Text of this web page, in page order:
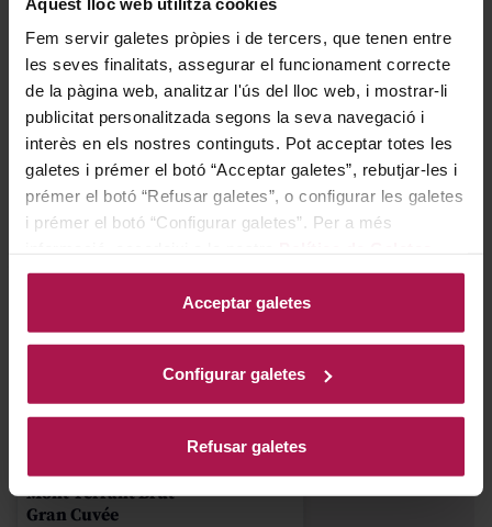
Fem servir galetes pròpies i de tercers, que tenen entre
les seves finalitats, assegurar el funcionament correcte
de la pàgina web, analitzar l'ús del lloc web, i mostrar-li
publicitat personalitzada segons la seva navegació i
interès en els nostres continguts. Pot acceptar totes les
galetes i prémer el botó “Acceptar galetes”, rebutjar-les i
prémer el botó “Refusar galetes”, o configurar les galetes
i prémer el botó “Configurar galetes”. Per a més
Acceptar galetes
Configurar galetes
Refusar galetes
Tradició
Mont-Ferrant
7,74 €
Mont-Ferrant Brut
Gran Cuvée